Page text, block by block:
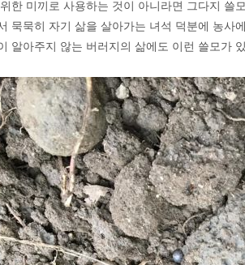
한 미끼로 사용하는 것이 아니라면 그다지 쓸
묵묵히 자기 삶을 살아가는 녀석 덕분에 농사
알아주지 않는 버러지의 삶에도 이런 쓸모가